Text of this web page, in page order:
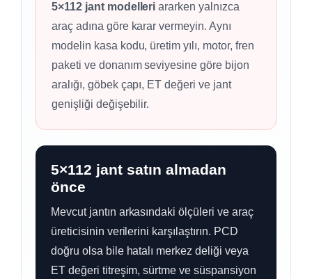
5×112 jant modelleri ararken yalnızca
araç adına göre karar vermeyin. Aynı
modelin kasa kodu, üretim yılı, motor, fren
paketi ve donanım seviyesine göre bijon
aralığı, göbek çapı, ET değeri ve jant
genişliği değişebilir.
5×112 jant satın almadan
önce
Mevcut jantın arkasındaki ölçüleri ve araç
üreticisinin verilerini karşılaştırın. PCD
doğru olsa bile hatalı merkez deliği veya
ET değeri titreşim, sürtme ve süspansiyon